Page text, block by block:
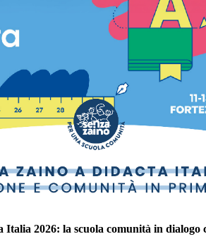
Italia 2026: la scuola comunità in dialogo